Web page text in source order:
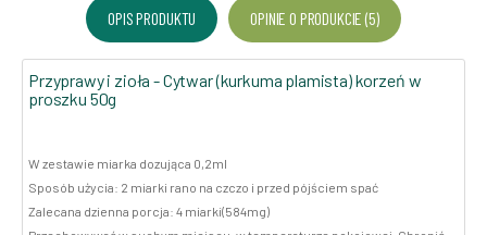
OPIS PRODUKTU OPINIE O PRODUKCIE (5)
Przyprawy i zioła - Cytwar (kurkuma plamista) korzeń w
proszku 50g
W zestawie miarka dozująca 0,2ml
Sposób użycia: 2 miarki rano na czczo i przed pójściem spać
Zalecana dzienna porcja: 4 miarki(584mg)